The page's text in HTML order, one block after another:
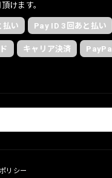
けます。
払い Pay ID 3回あと払い
キャリア決済 PayPal
リシー